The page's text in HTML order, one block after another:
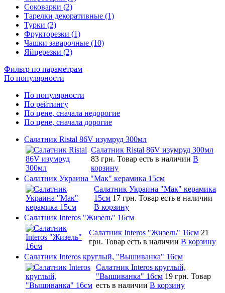
Соковарки (2)
Тарелки декоративные (1)
Турки (2)
Фрукторезки (1)
Чашки заварочные (10)
Яйцерезки (2)
Фильтр по параметрам
По популярности
По популярности
По рейтингу
По цене, сначала недорогие
По цене, сначала дорогие
Салатник Ristal 86V изумруд 300мл
Салатник Ristal 86V изумруд 300мл
83 грн. Товар есть в наличии В
корзину
Салатник Украина "Мак" керамика 15см
Салатник Украина "Мак" керамика
15см 17 грн. Товар есть в наличии
В корзину
Салатник Interos "Жизель" 16см
Салатник Interos "Жизель" 16см 21
грн. Товар есть в наличии В корзину
Салатник Interos круглый, "Вышиванка" 16см
Салатник Interos круглый,
"Вышиванка" 16см 19 грн. Товар
есть в наличии В корзину